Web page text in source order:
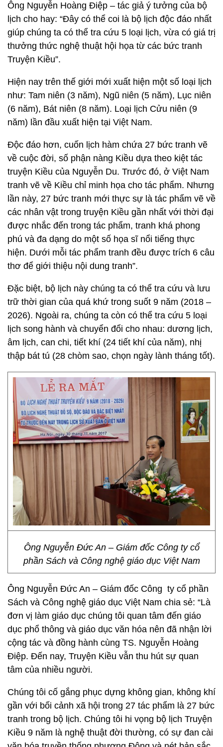
Ông Nguyễn Hoàng Điệp – tác giả ý tưởng của bộ
lịch cho hay: “Đây có thể coi là bộ lịch độc đáo nhất
giúp chúng ta có thể tra cứu 5 loại lịch, vừa có giá trị
thưởng thức nghệ thuật hội họa từ các bức tranh
Truyện Kiều”.
Hiện nay trên thế giới mới xuất hiện một số loại lịch
như: Tam niên (3 năm), Ngũ niên (5 năm), Lục niên
(6 năm), Bát niên (8 năm). Loại lịch Cửu niên (9
năm) lần đầu xuất hiện tại Việt Nam.
Độc đáo hơn, cuốn lịch hàm chứa 27 bức tranh vẽ
về cuộc đời, số phận nàng Kiều dựa theo kiệt tác
truyện Kiều của Nguyễn Du. Trước đó, ở Việt Nam
tranh vẽ về Kiều chỉ minh họa cho tác phẩm. Nhưng
lần này, 27 bức tranh mới thực sự là tác phẩm vẽ về
các nhân vật trong truyện Kiều gần nhất với thời đại
được nhắc đến trong tác phẩm, tranh khá phong
phú và đa dạng do một số họa sĩ nổi tiếng thực
hiện. Dưới mỗi tác phẩm tranh đều được trích 6 câu
thơ để giới thiệu nội dung tranh”.
Đặc biệt, bộ lịch này chúng ta có thể tra cứu và lưu
trữ thời gian của quá khứ trong suốt 9 năm (2018 –
2026). Ngoài ra, chúng ta còn có thể tra cứu 5 loại
lịch song hành và chuyển đổi cho nhau: dương lịch,
âm lịch, can chi, tiết khí (24 tiết khí của năm), nhị
thập bát tú (28 chòm sao, chọn ngày lành tháng tốt).
Ông Nguyễn Đức An – Giám đốc Công ty cổ
phần Sách và Công nghệ giáo dục Việt Nam
Ông Nguyễn Đức An – Giám đốc Công ty cổ phần
Sách và Công nghệ giáo dục Việt Nam chia sẻ: “Là
đơn vị làm giáo dục chúng tôi quan tâm đến giáo
dục phổ thông và giáo dục văn hóa nên đã nhận lời
cộng tác và đồng hành cùng TS. Nguyễn Hoàng
Điệp. Đến nay, Truyện Kiều vẫn thu hút sự quan
tâm của nhiều người.
Chúng tôi cố gắng phục dựng không gian, không khí
gần với bối cảnh xã hội trong 27 tác phẩm là 27 bức
tranh trong bộ lịch. Chúng tôi hi vọng bộ lịch Truyện
Kiều 9 năm là nghệ thuật đời thường, có sự đan cài